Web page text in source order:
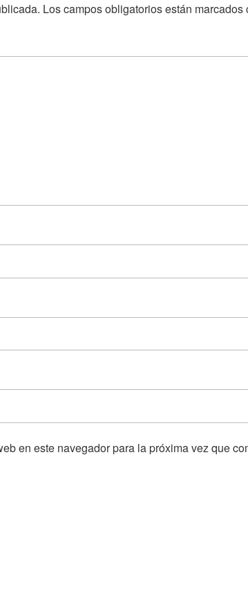
Los campos obligatorios están marcados
en este navegador para la próxima vez que